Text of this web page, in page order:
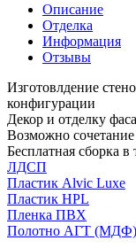
Описание
Отделка
Информация
Отзывы
Изготовлдение
конфигурации
Декор и отделку
Возможно
Бесплатная сборка
ЛДСП
Пластик Alvic Luxe
Пластик HPL
Пленка ПВХ
Полотно АГТ (МДФ)